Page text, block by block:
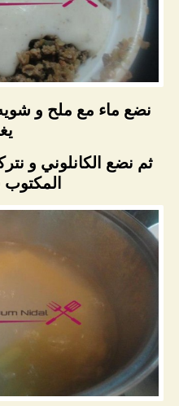
نضع ماء مع ملح و
المكتوب